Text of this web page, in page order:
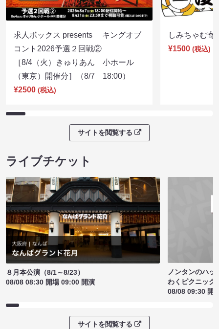
求人ボックス presents キングオブ
コント2026予選２回戦②
［8/4（火）きゅりあん 小ホール
（東京）開催分］（8/7 18:00）
¥2500 (税込)
しみちゃむ
¥1500 (税込)
サイトを閲覧する
ライブチケット
８月本公演（8/1～8/23）
08/08 08:30 開場 09:00 開演
ノンタンのハッ
わくピクニック
08/08 09:30 開
サイトを閲覧する